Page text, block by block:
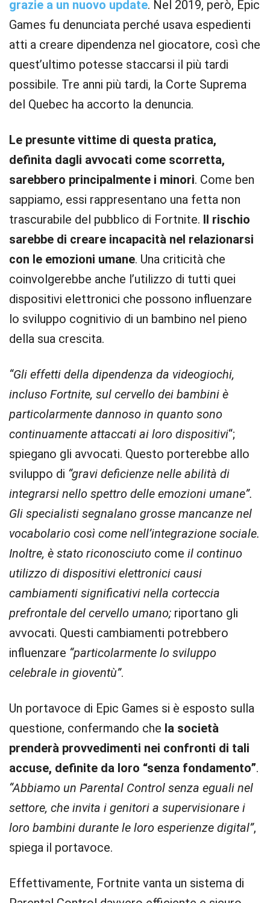
grazie a un nuovo update. Nel 2019, però, Epic
Games fu denunciata perché usava espedienti
atti a creare dipendenza nel giocatore, così che
quest’ultimo potesse staccarsi il più tardi
possibile. Tre anni più tardi, la Corte Suprema
del Quebec ha accorto la denuncia.
Le presunte vittime di questa pratica,
definita dagli avvocati come scorretta,
sarebbero principalmente i minori. Come ben
sappiamo, essi rappresentano una fetta non
trascurabile del pubblico di Fortnite. Il rischio
sarebbe di creare incapacità nel relazionarsi
con le emozioni umane. Una criticità che
coinvolgerebbe anche l’utilizzo di tutti quei
dispositivi elettronici che possono influenzare
lo sviluppo cognitivio di un bambino nel pieno
della sua crescita.
“Gli effetti della dipendenza da videogiochi,
incluso Fortnite, sul cervello dei bambini è
particolarmente dannoso in quanto sono
continuamente attaccati ai loro dispositivi“;
spiegano gli avvocati. Questo porterebbe allo
sviluppo di “gravi deficienze nelle abilità di
integrarsi nello spettro delle emozioni umane”.
Gli specialisti segnalano grosse mancanze nel
vocabolario così come nell’integrazione sociale.
Inoltre, è stato riconosciuto come il continuo
utilizzo di dispositivi elettronici causi
cambiamenti significativi nella corteccia
prefrontale del cervello umano; riportano gli
avvocati. Questi cambiamenti potrebbero
influenzare “particolarmente lo sviluppo
celebrale in gioventù”.
Un portavoce di Epic Games si è esposto sulla
questione, confermando che la società
prenderà provvedimenti nei confronti di tali
accuse, definite da loro “senza fondamento”.
“Abbiamo un Parental Control senza eguali nel
settore, che invita i genitori a supervisionare i
loro bambini durante le loro esperienze digital”,
spiega il portavoce.
Effettivamente, Fortnite vanta un sistema di